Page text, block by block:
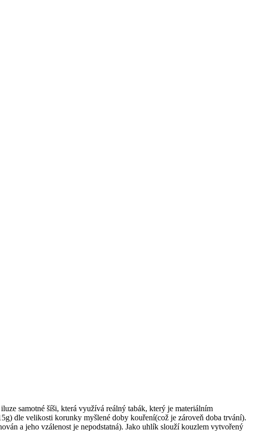
samotné šíši, která využívá reálný tabák, který je materiálním
dle velikosti korunky myšlené doby kouření(což je zároveň doba trvání).
a jeho vzálenost je nepodstatná). Jako uhlík slouží kouzlem vytvořený